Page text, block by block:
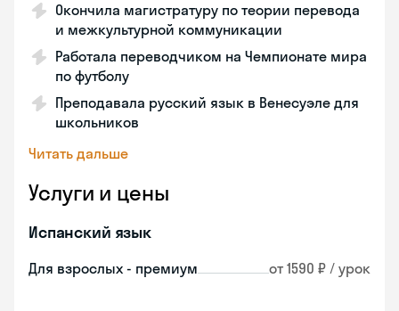
Окончила магистратуру по теории перевода
и межкультурной коммуникации
Работала переводчиком на Чемпионате мира
по футболу
Преподавала русский язык в Венесуэле для
школьников
Читать дальше
Услуги и цены
Испанский язык
Для взрослых - премиум от 1590 ₽ / урок